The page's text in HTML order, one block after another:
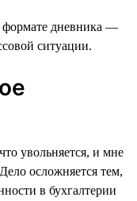
формате дневника —
ситуации.
увольняется, и мне
осложняется тем,
в бухгалтерии